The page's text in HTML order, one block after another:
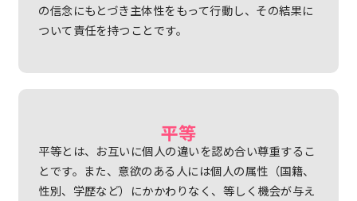
の信念にもとづき主体性をもって行動し、その結果に
ついて責任を持つことです。
平等
平等とは、お互いに個人の違いを認め合い尊重するこ
とです。また、意欲のある人には個人の属性（国籍、
性別、学歴など）にかかわりなく、等しく機会が与え